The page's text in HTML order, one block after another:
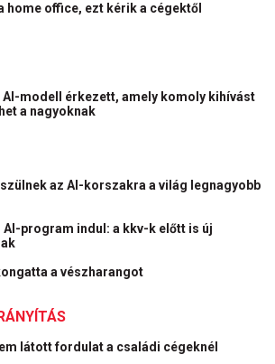
home office, ezt kérik a cégektől
AI-modell érkezett, amely komoly kihívást
a nagyoknak
az AI-korszakra a világ legnagyobb
program indul: a kkv-k előtt is új
a vészharangot
látott fordulat a családi cégeknél